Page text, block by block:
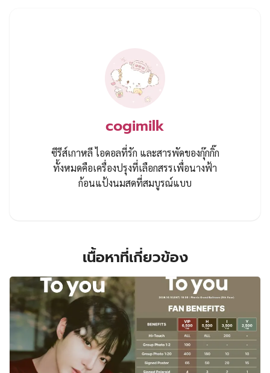
cogimilk
ซีรีส์เกาหลี ไอดอลที่รัก และสารพัดของกุ๊กกิ๊ก
ทั้งหมดคือเครื่องปรุงที่เลือกสรรเพื่อนางฟ้า
ก้อนแป้งนมสดที่สมบูรณ์แบบ
เนื้อหาที่เกี่ยวข้อง